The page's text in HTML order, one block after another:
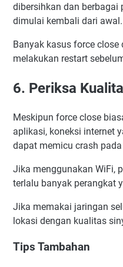
dibersihkan dan berbagai
dimulai kembali dari awal.
Banyak kasus force
melakukan restart
6. Periksa
Meskipun force close
aplikasi, koneksi internet
dapat memicu crash
Jika menggunakan WiFi,
terlalu banyak perangkat
Jika memakai jaringan
lokasi dengan kualitas
Tips Tambahan